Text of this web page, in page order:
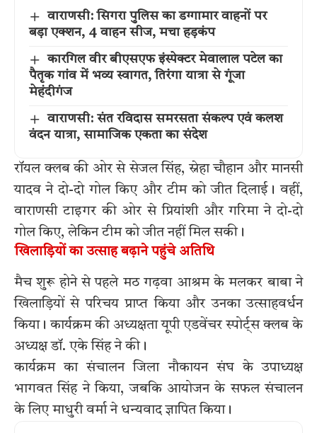
वाराणसी: सिगरा पुलिस का डग्गामार वाहनों पर
बड़ा एक्शन, 4 वाहन सीज, मचा हड़कंप
कारगिल वीर बीएसएफ इंस्पेक्टर मेवालाल पटेल का
पैतृक गांव में भव्य स्वागत, तिरंगा यात्रा से गूंजा
मेहंदीगंज
वाराणसी: संत रविदास समरसता संकल्प एवं कलश
वंदन यात्रा, सामाजिक एकता का संदेश
रॉयल क्लब की ओर से सेजल सिंह, स्नेहा चौहान और मानसी
यादव ने दो-दो गोल किए और टीम को जीत दिलाई। वहीं,
वाराणसी टाइगर की ओर से प्रियांशी और गरिमा ने दो-दो
गोल किए, लेकिन टीम को जीत नहीं मिल सकी।
खिलाड़ियों का उत्साह बढ़ाने पहुंचे अतिथि
मैच शुरू होने से पहले मठ गढ़वा आश्रम के मलकर बाबा ने
खिलाड़ियों से परिचय प्राप्त किया और उनका उत्साहवर्धन
किया। कार्यक्रम की अध्यक्षता यूपी एडवेंचर स्पोर्ट्स क्लब के
अध्यक्ष डॉ. एके सिंह ने की।
कार्यक्रम का संचालन जिला नौकायन संघ के उपाध्यक्ष
भागवत सिंह ने किया, जबकि आयोजन के सफल संचालन
के लिए माधुरी वर्मा ने धन्यवाद ज्ञापित किया।